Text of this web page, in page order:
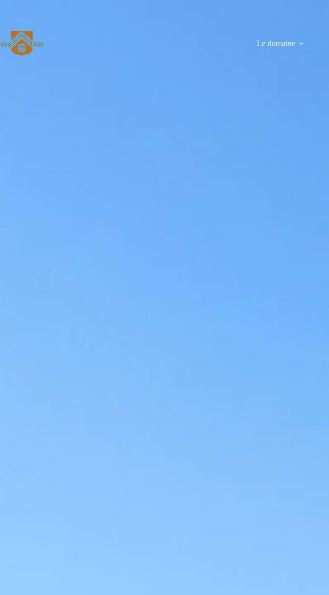
Le domaine